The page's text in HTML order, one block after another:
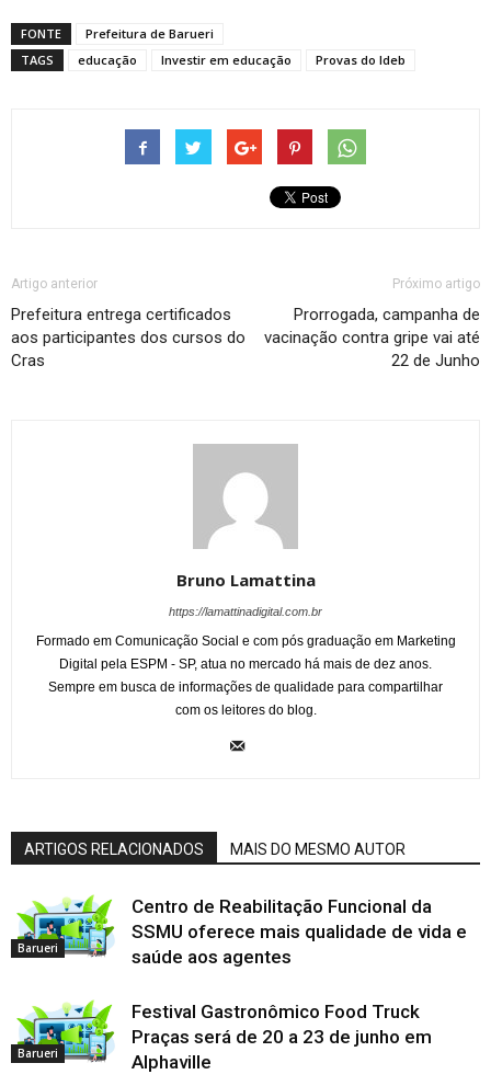
FONTE
Prefeitura de Barueri
TAGS
educação Investir em educação Provas do Ideb
Artigo anterior
Prefeitura entrega certificados
aos participantes dos cursos do
Cras
Próximo artigo
Prorrogada, campanha de
vacinação contra gripe vai até
22 de Junho
Bruno Lamattina
https://lamattinadigital.com.br
Formado em Comunicação Social e com pós graduação em Marketing
Digital pela ESPM - SP, atua no mercado há mais de dez anos.
Sempre em busca de informações de qualidade para compartilhar
com os leitores do blog.
ARTIGOS RELACIONADOS MAIS DO MESMO AUTOR
Barueri
Centro de Reabilitação Funcional da
SSMU oferece mais qualidade de vida e
saúde aos agentes
Barueri
Festival Gastronômico Food Truck
Praças será de 20 a 23 de junho em
Alphaville